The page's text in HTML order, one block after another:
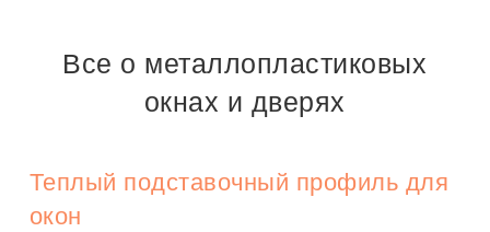
Все о металлопластиковых
окнах и дверях
Теплый подставочный профиль для
окон